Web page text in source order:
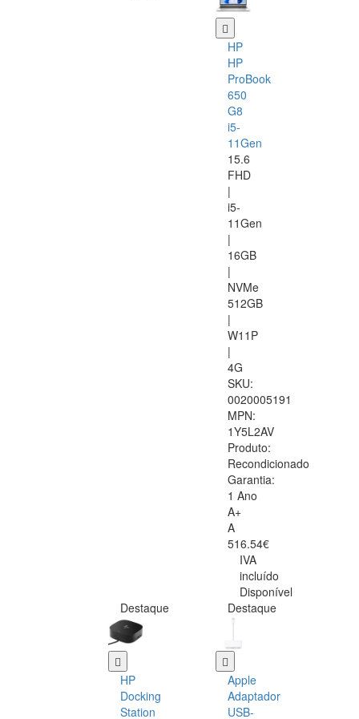
HP
HP
ProBook
650
G8
i5-
11Gen
15.6
FHD
|
i5-
11Gen
|
16GB
|
NVMe
512GB
|
W11P
|
4G
SKU:
0020005191
MPN:
1Y5L2AV
Produto:
Recondicionado
Garantia:
1 Ano
A+
A
516.54€
IVA
incluído
Disponível
Destaque
HP
Docking
Station
Destaque
Apple
Adaptador
USB-